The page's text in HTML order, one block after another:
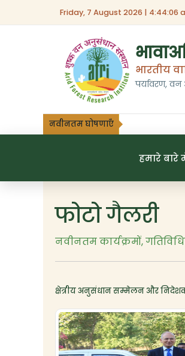
Friday, 7 August 2026 | 4:44:07
भारतीय
पर्यावरण,
त्वरित लिंक
हमारे बारे में भर्ती
संस्थान का अधिदेश संपर्क
नवीनतम घोषणाएँ
हमारे बारे
फोटो गैलरी
नवीनतम कार्यक्रमों,
क्षेत्रीय अनुसंधान सम्मेलन और